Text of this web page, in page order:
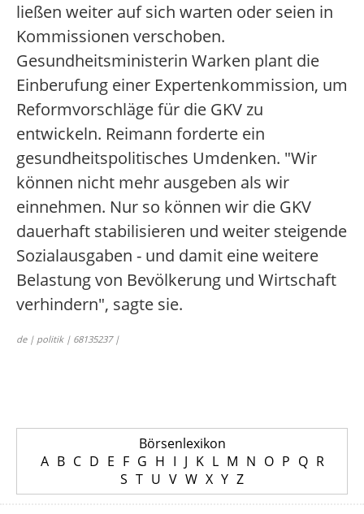
ließen weiter auf sich warten oder seien in
Kommissionen verschoben.
Gesundheitsministerin Warken plant die
Einberufung einer Expertenkommission, um
Reformvorschläge für die GKV zu
entwickeln. Reimann forderte ein
gesundheitspolitisches Umdenken. "Wir
können nicht mehr ausgeben als wir
einnehmen. Nur so können wir die GKV
dauerhaft stabilisieren und weiter steigende
Sozialausgaben - und damit eine weitere
Belastung von Bevölkerung und Wirtschaft
verhindern", sagte sie.
de | politik | 68135237 |
Börsenlexikon
A B C D E F G H I J K L M N O P Q R
S T U V W X Y Z